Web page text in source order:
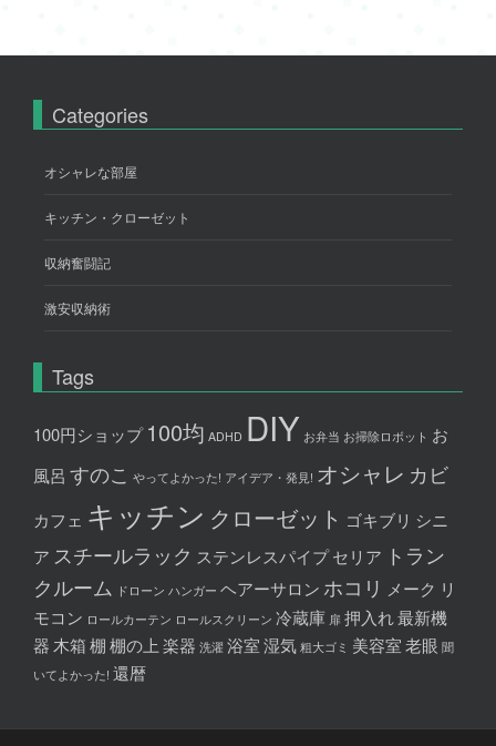
Categories
オシャレな部屋
キッチン・クローゼット
収納奮闘記
激安収納術
Tags
100円ショップ 100均 ADHD DIY お弁当 お掃除ロボット お
風呂 すのこ やってよかった! アイデア・発見! オシャレ カビ
カフェ キッチン クローゼット ゴキブリ シニ
ア スチールラック ステンレスパイプセリア トラン
クルーム ドローン ハンガー ヘアーサロン ホコリ メーク リ
モコン ロールカーテン ロールスクリーン 冷蔵庫 扉 押入れ最新機
器 木箱棚棚の上 楽器 洗濯 浴室湿気 粗大ゴミ 美容室老眼 聞
いてよかった! 還暦